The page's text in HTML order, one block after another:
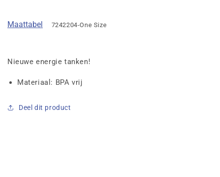
Maattabel 7242204-One Size
Nieuwe energie tanken!
Materiaal: BPA vrij
Deel dit product